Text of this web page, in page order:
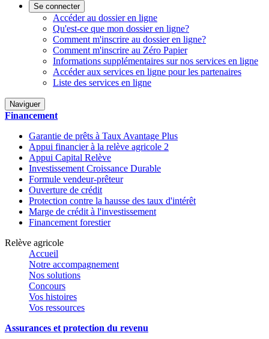
Se connecter
Accéder au dossier en ligne
Qu'est-ce que mon dossier en ligne?
Comment m'inscrire au dossier en ligne?
Comment m'inscrire au Zéro Papier
Informations supplémentaires sur nos services en ligne
Accéder aux services en ligne pour les partenaires
Liste des services en ligne
Naviguer
Financement
Garantie de prêts à Taux Avantage Plus
Appui financier à la relève agricole 2
Appui Capital Relève
Investissement Croissance Durable
Formule vendeur-prêteur
Ouverture de crédit
Protection contre la hausse des taux d'intérêt
Marge de crédit à l'investissement
Financement forestier
Relève agricole
Accueil
Notre accompagnement
Nos solutions
Concours
Vos histoires
Vos ressources
Assurances et protection du revenu